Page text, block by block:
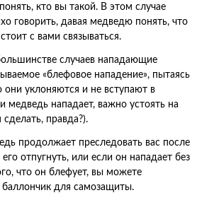
кто вы такой. В этом случае
говорить, давая медведю понять, что
с вами связываться.
случаев нападающие
«блефовое нападение», пытаясь
они уклоняются и не вступают в
медведь нападает, важно устоять на
сделать, правда?).
продолжает преследовать вас после
отпугнуть, или если он нападает без
что он блефует, вы можете
для самозащиты.